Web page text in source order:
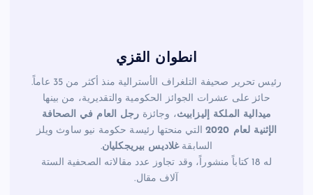
انطوان القزي
رئيس تحرير صحيفة التلغراف الأسترالية منذ أكثر من 35 عاماً.
حائز على عشرات الجوائز الحكومية والتقديرية، من بينها
ميدالية الملكة إليزابيث، وجائزة رجل العام في الصحافة
الإثنية لعام 2020
التي منحتها رئيسة حكومة نيو ساوث ويلز
السابقةغلاديس بيريجكليان.
له 18 كتاباً منشوراً، وقد تجاوز عدد مقالاته الصحفية الستة
آلاف مقال.